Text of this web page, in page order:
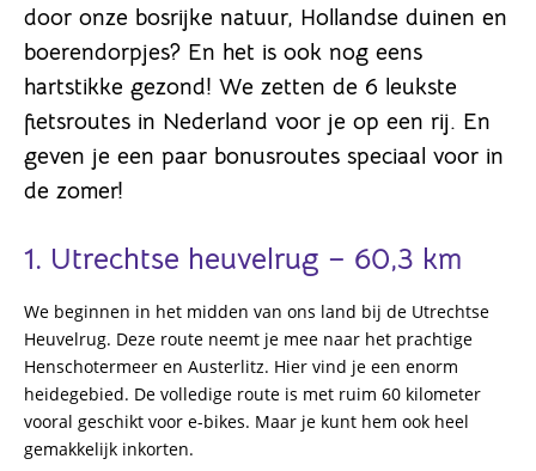
door onze bosrijke natuur, Hollandse duinen en
boerendorpjes? En het is ook nog eens
hartstikke gezond! We zetten de 6 leukste
fietsroutes in Nederland voor je op een rij. En
geven je een paar bonusroutes speciaal voor in
de zomer!
1. Utrechtse heuvelrug – 60,3 km
We beginnen in het midden van ons land bij de Utrechtse
Heuvelrug. Deze route neemt je mee naar het prachtige
Henschotermeer en Austerlitz. Hier vind je een enorm
heidegebied. De volledige route is met ruim 60 kilometer
vooral geschikt voor e-bikes. Maar je kunt hem ook heel
gemakkelijk inkorten.